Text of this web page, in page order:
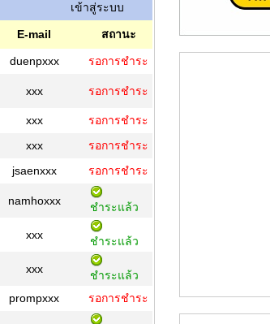
เข้าสู่ระบบ
E-mail สถานะ
duenpxxx รอการชำระ
xxx รอการชำระ
xxx
รอการชำระ
xxx
รอการชำระ
jsaenxxx รอการชำระ
namhoxxx ชำระแล้ว
xxx ชำระแล้ว
xxx
ชำระแล้ว
prompxxx รอการชำระ